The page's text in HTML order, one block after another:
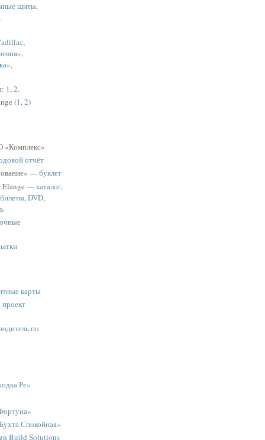
щиты,
.
,
,
,
1,2.
(1,2)
отчёт
—буклет
Elange —каталог,
,DVD,
карты
проект
по
Ре»
Спокойная»
Build Solutions